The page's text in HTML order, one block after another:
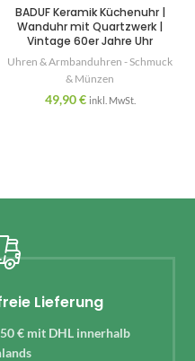
BADUF Keramik Küchenuhr |
Wanduhr mit Quartzwerk |
Vintage 60er Jahre Uhr
Uhren & Armbanduhren - Schmuck
& Münzen
49,90€ inkl. MwSt.
Lieferung
€ mit DHL innerhalb